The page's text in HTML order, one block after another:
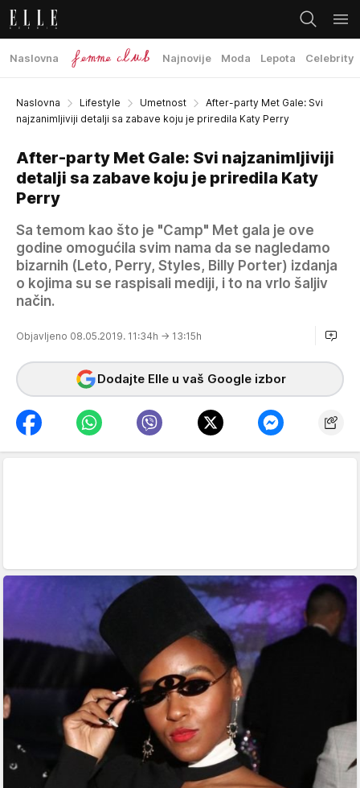
Naslovna Najnovije Moda Lepota Celebrity
Naslovna Lifestyle Umetnost
After-party Met Gale: Svi
najzanimljiviji detalji sa zabave koju je priredila Katy Perry
After-party Met Gale: Svi najzanimljiviji
detalji sa zabave koju je priredila Katy
Perry
Sa temom kao što je "Camp" Met gala je ove
godine omogućila svim nama da se nagledamo
bizarnih (Leto, Perry, Styles, Billy Porter) izdanja
o kojima su se raspisali mediji, i to na vrlo šaljiv
način.
Objavljeno 08.05.2019. 11:34h → 13:15h
Dodajte Elle u vaš Google izbor